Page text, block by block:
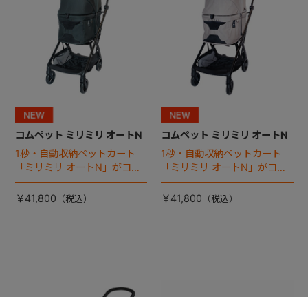
コムペット ミリミリ オートN
1秒・自動収納ペットカート
「ミリミリ オートN」がコム
ペットから登場！
￥41,800
コムペット ミリミリ オートN
1秒・自動収納ペットカート
「ミリミリ オートN」がコム
ペットから登場！
￥41,800